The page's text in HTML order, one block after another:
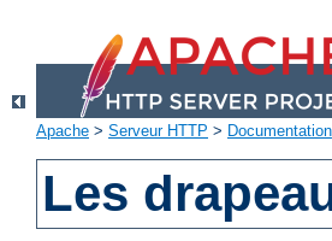
Apache > Serveur HTTP > Documentation
Les